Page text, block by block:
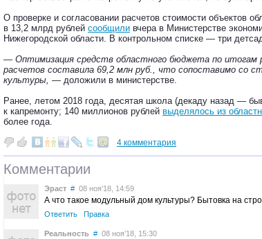
О проверке и согласовании расчетов стоимости объектов
в 13,2 млрд рублей сообщили вчера в Министерстве
Нижегородской области. В контрольном списке — три
— Оптимизация средств областного бюджета по итогам
расчетов составила 69,2 млн руб., что сопоставимо со
культуры, — доложили в министерстве.
Ранее, летом 2018 года, десятая школа (декаду назад —
к капремонту; 140 миллионов рублей выделялось из
более года.
4 комментария
Комментарии
Эраст # 08 ноя’18, 14:59
А что такое модульный дом культуры? Бытовка на
Ответить Правка
Реальность # 08 ноя’18, 15:30